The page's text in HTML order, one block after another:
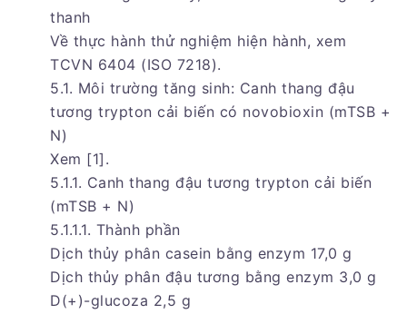
thanh
Về thực hành thử nghiệm hiện hành, xem
TCVN 6404 (ISO 7218).
5.1. Môi trường tăng sinh: Canh thang đậu
tương trypton cải biến có novobioxin (mTSB +
N)
Xem [1].
5.1.1. Canh thang đậu tương trypton cải biến
(mTSB + N)
5.1.1.1. Thành phần
Dịch thủy phân casein bằng enzym 17,0 g
Dịch thủy phân đậu tương bằng enzym 3,0 g
D(+)-glucoza 2,5 g